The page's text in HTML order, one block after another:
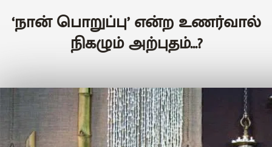
‘நான் பொறுப்பு’ என்ற உணர்வால்
நிகழும் அற்புதம்...?